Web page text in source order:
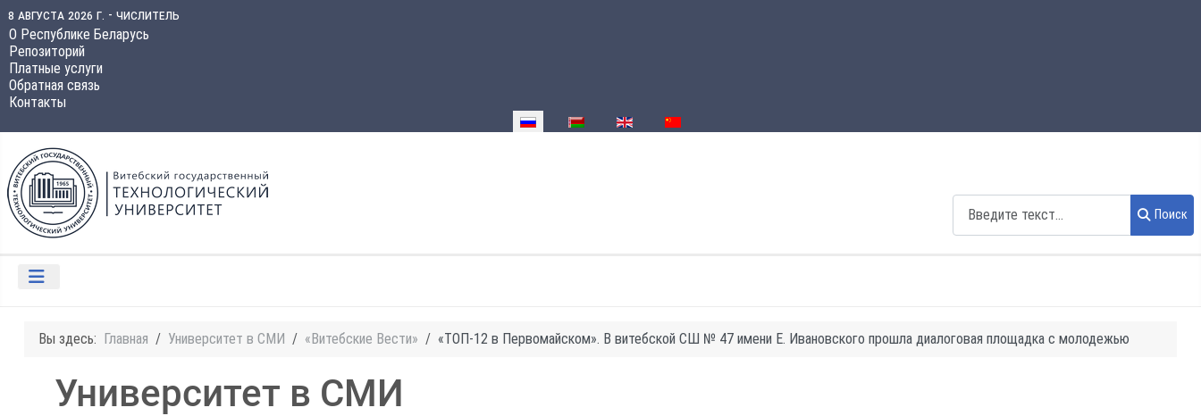
8 августа 2026 г. - числитель
О Республике Беларусь
Репозиторий
Платные услуги
Обратная связь
Контакты
Выберите язык
Поиск
Вы здесь: Главная Университет в СМИ «Витебские Вести» «ТОП-12 в Первомайском». В витебской СШ № 47 имени Е. Ивановского прошла диалоговая площадка с молодежью
Университет в СМИ